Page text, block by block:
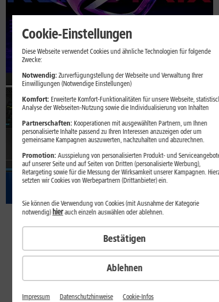
GRATIS
77,
99
€/Monat
dauerhaft
Farbe: Eclipse Gray
Cookie-Einstellungen
Diese Webseite verwendet Cookies und ähnliche Technologien für folgende
Zwecke:
Notwendig: Zurverfügungstellung der Webseite und Verwaltung Ihrer
Einwilligungen (Notwendige Einstellungen)
Komfort: Erweiterte Komfort-Funktionalitäten für unsere Webseite,
Analyse der Webseiten-Nutzung sowie die Individualisierung von Inhalten
Partnerschaften: Kooperationen mit ausgewählten Partnern, um Ihnen
personalisierte Inhalte passend zu Ihren Interessen anzuzeigen oder um
gemeinsame Kampagnen auszuwerten, nachzuhalten und abzurechnen.
Promotion:Ausspielung von personalisierten Produkt- und
auf unserer Seite und auf Seiten von Dritten (personalisierte Werbung),
Retargeting sowie für die Messung der Wirksamkeit unserer Kampagnen.
setzten wir Cookies von Werbepartnern (Drittanbieter) ein.
Ablehnen
Sie können die Verwendung von Cookies (mit Ausnahme der Kategorie
notwendig)hierauch einzeln auswählen oder ablehnen.
Bestätigen
Impressum Datenschutzhinweise Cookie-Infos